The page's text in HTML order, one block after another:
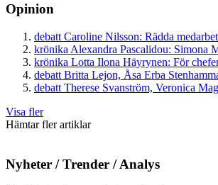
Opinion
debatt Caroline Nilsson: Rädda
krönika Alexandra Pascalidou: Simona
krönika Lotta Ilona Häyrynen: För
debatt Britta Lejon, Åsa Erba
debatt Therese Svanström, Veronica
Visa fler
Hämtar fler artiklar
Nyheter / Trender / Analys